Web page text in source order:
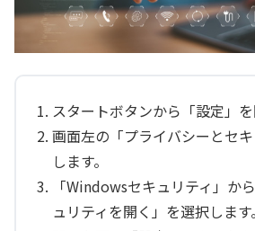
スタートボタンから「設定」を
画面左の「プライバシーとセ
します。
「Windowsセキュリティ」か
ュリティを開く」を選択します。